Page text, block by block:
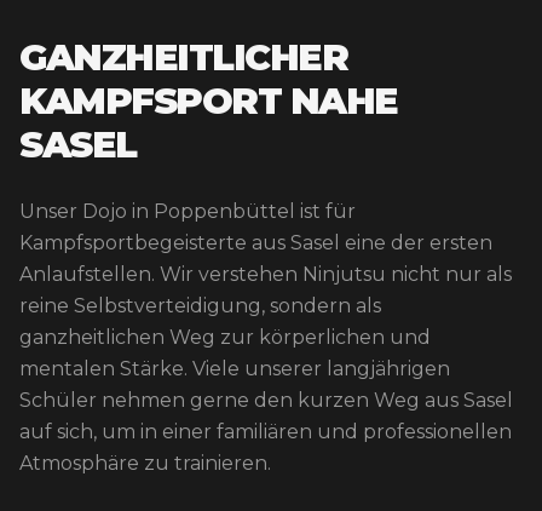
GANZHEITLICHER
KAMPFSPORT NAHE
SASEL
Unser Dojo in Poppenbüttel ist für
Kampfsportbegeisterte aus Sasel eine der ersten
Anlaufstellen. Wir verstehen Ninjutsu nicht nur als
reine Selbstverteidigung, sondern als
ganzheitlichen Weg zur körperlichen und
mentalen Stärke. Viele unserer langjährigen
Schüler nehmen gerne den kurzen Weg aus Sasel
auf sich, um in einer familiären und professionellen
Atmosphäre zu trainieren.